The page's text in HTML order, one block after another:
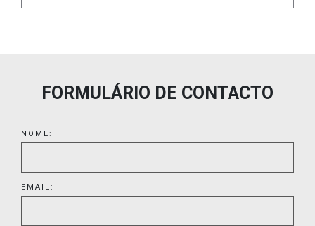
FORMULÁRIO DE CONTACTO
NOME:
EMAIL: